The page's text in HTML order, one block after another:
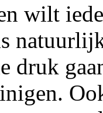
wilt
druk